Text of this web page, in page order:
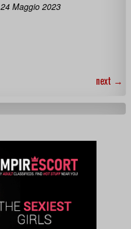
24 Maggio 2023
next →